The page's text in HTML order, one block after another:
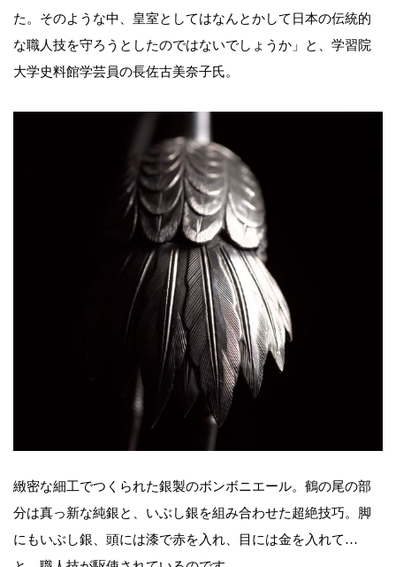
た。そのような中、皇室としてはなんとかして日本の伝統的
な職人技を守ろうとしたのではないでしょうか」と、学習院
大学史料館学芸員の長佐古美奈子氏。
緻密な細工でつくられた銀製のボンボニエール。鶴の尾の部
分は真っ新な純銀と、いぶし銀を組み合わせた超絶技巧。脚
にもいぶし銀、頭には漆で赤を入れ、目には金を入れて…